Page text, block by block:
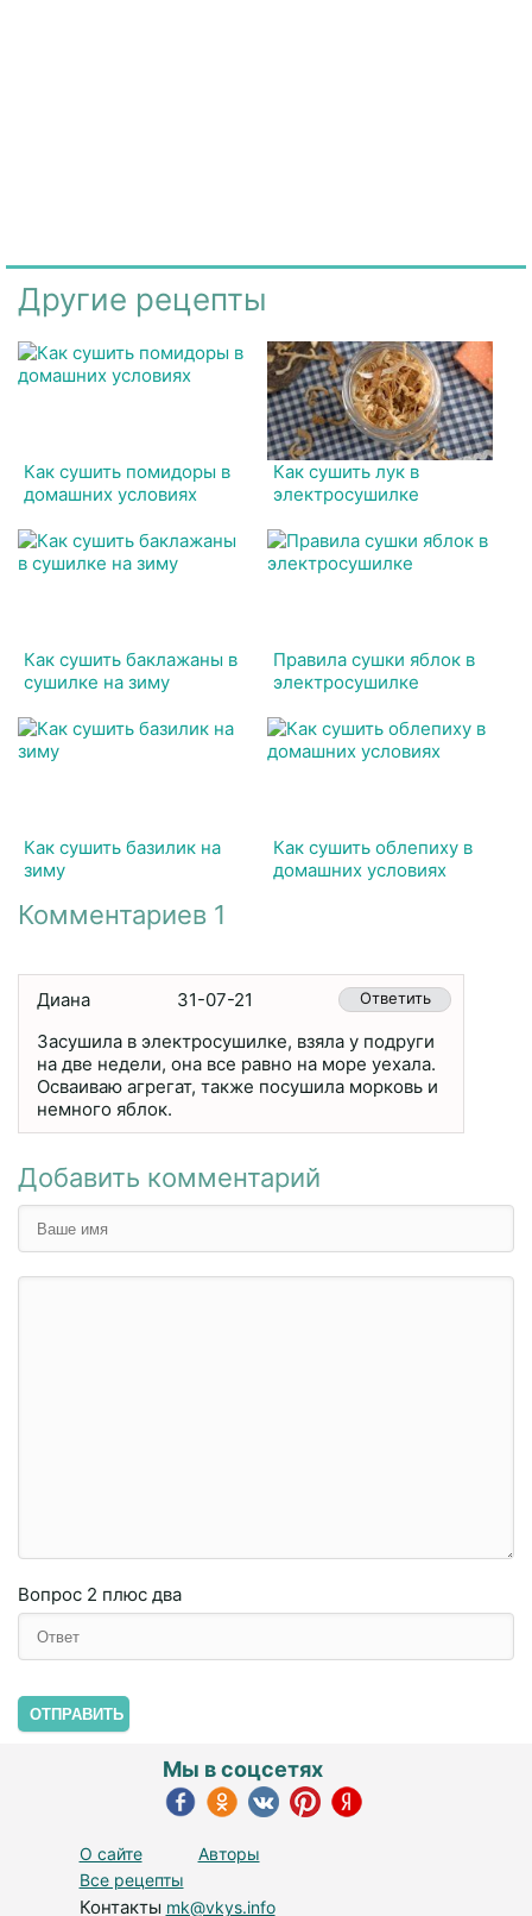
Другие рецепты
Как сушить помидоры в
домашних условиях
Как сушить лук в
электросушилке
Как сушить баклажаны в
сушилке на зиму
Правила сушки яблок в
электросушилке
Как сушить базилик на
зиму
Как сушить облепиху в
домашних условиях
Комментариев 1
Диана 31-07-21 Ответить
Засушила в электросушилке, взяла у подруги
на две недели, она все равно на море уехала.
Осваиваю агрегат, также посушила морковь и
немного яблок.
Добавить комментарий
Вопрос 2 плюc двa
ОТПРАВИТЬ
О сайте
Авторы
Все рецепты
Контакты mk@vkys.info
Мы в соцсетях